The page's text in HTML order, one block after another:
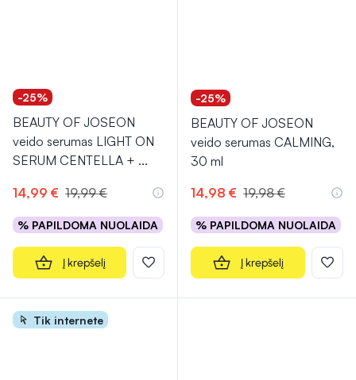
-25%
BEAUTY OF JOSEON
veido serumas LIGHT ON
SERUM CENTELLA + ...
14,99 € 19,99 €
% PAPILDOMA NUOLAIDA
Į krepšelį
-25%
BEAUTY OF JOSEON
veido serumas CALMING,
30 ml
14,98 € 19,98 €
% PAPILDOMA NUOLAIDA
Į krepšelį
Tik internete